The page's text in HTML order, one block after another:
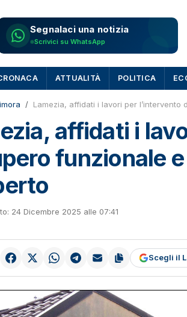
Segnalaci una notizia
Scrivici su WhatsApp
ATTUALITÀ POLITICA
Lamezia, affidati i lavori per
affidati i
funzionale
24 Dicembre 2025 alle 07:41
Scegli il